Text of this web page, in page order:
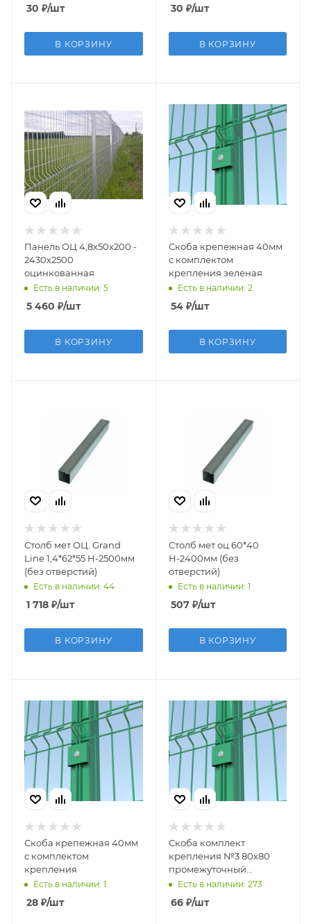
30 ₽/шт
В КОРЗИНУ
30 ₽/шт
В КОРЗИНУ
Панель ОЦ 4,8х50х200 -
2430х2500
оцинкованная
Есть в наличии: 5
5 460 ₽/шт
В КОРЗИНУ
Скоба крепежная 40мм
с комплектом
крепления зеленая
Есть в наличии: 2
54₽/шт
В КОРЗИНУ
Столб мет ОЦ. Grand
Line 1,4*62*55 Н-2500мм
(без отверстий)
Есть в наличии: 44
1 718 ₽/шт
В КОРЗИНУ
Столб мет оц 60*40
Н-2400мм (без
отверстий)
Есть в наличии: 1
507₽/шт
В КОРЗИНУ
Скоба крепежная 40мм
с комплектом
крепления
Есть в наличии: 1
28 ₽/шт
Скоба комплект
крепления №3 80х80
промежуточный
зеленая
Есть в наличии: 273
66₽/шт